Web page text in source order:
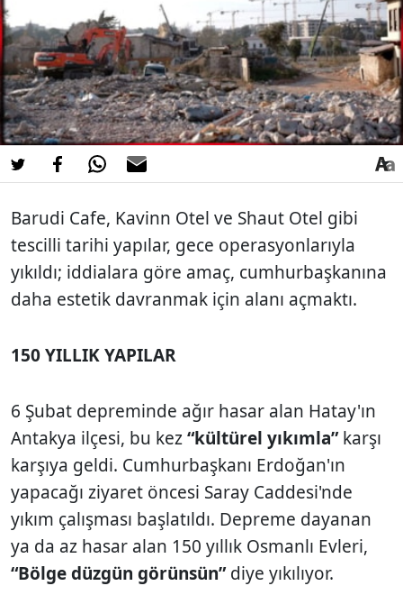
Barudi Cafe, Kavinn Otel ve Shaut Otel gibi
tescilli tarihi yapılar, gece operasyonlarıyla
yıkıldı; iddialara göre amaç, cumhurbaşkanına
daha estetik davranmak için alanı açmaktı.
150 YILLIK YAPILAR
6 Şubat depreminde ağır hasar alan Hatay'ın
Antakya ilçesi, bu kez“kültürel yıkımla”karşı
karşıya geldi. Cumhurbaşkanı Erdoğan'ın
yapacağı ziyaret öncesi Saray Caddesi'nde
yıkım çalışması başlatıldı. Depreme dayanan
ya da az hasar alan 150 yıllık Osmanlı Evleri,
“Bölge düzgün görünsün”diye yıkılıyor.